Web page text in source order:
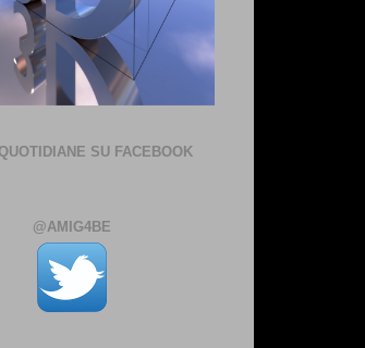
SU FACEBOOK
@AMIG4BE